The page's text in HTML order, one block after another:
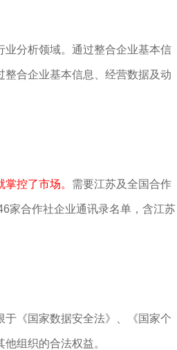
分析领域。通过整合企业基本信
合企业基本信息、经营数据及动
控了市场。 需要江苏及全国合作
家合作社企业通讯录名单，含江苏
《国家数据安全法》、《国家个
组织的合法权益。